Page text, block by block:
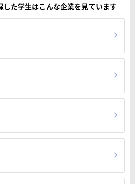
した学生はこんな企業を見ています